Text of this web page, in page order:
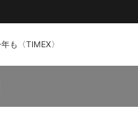
も〈TIMEX〉